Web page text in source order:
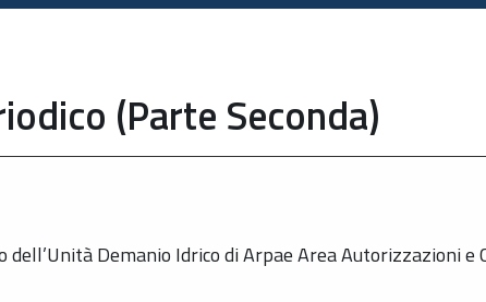
(Parte Seconda)
dell’Unità Demanio Idrico di Arpae Area Autorizzazioni